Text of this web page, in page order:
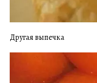
Другая выпечка